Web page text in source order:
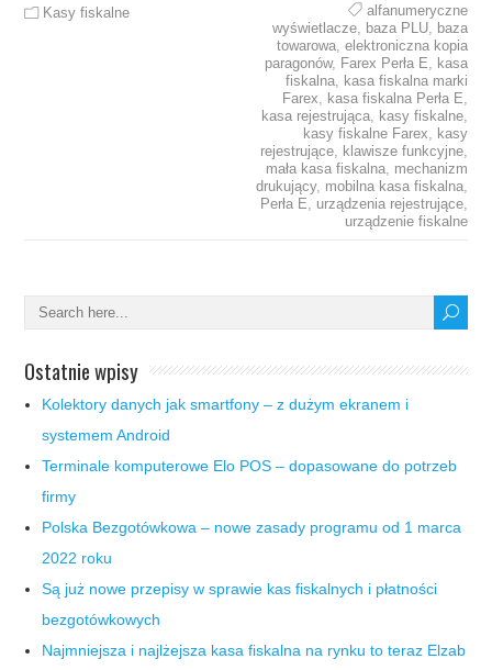
Kasy fiskalne
alfanumeryczne
wyświetlacze, baza PLU, baza
towarowa, elektroniczna kopia
paragonów, Farex Perła E
kasa
fiskalna, kasa fiskalna marki
Farex
kasa fiskalna Perła E
kasa rejestrująca, kasy fiskalne,
kasy fiskalne Farex
kasy
rejestrujące, klawisze funkcyjne,
mała kasa fiskalna, mechanizm
drukujący, mobilna kasa fiskalna,
Perła E
urządzenia rejestrujące,
urządzenie fiskalne
Ostatnie wpisy
Kolektory danych jak smartfony – z dużym ekranem i
systemem Android
Terminale komputerowe Elo POS – dopasowane do potrzeb
firmy
Polska Bezgotówkowa – nowe zasady programu od 1 marca
2022 roku
Są już nowe przepisy w sprawie kas fiskalnych i płatności
bezgotówkowych
Najmniejsza i najlżejsza kasa fiskalna na rynku to teraz Elzab